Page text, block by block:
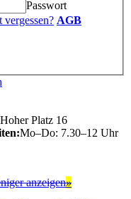
Passwort
vergessen? AGB
Platz 16
Mo–Do: 7.30–12 Uhr
anzeigen»